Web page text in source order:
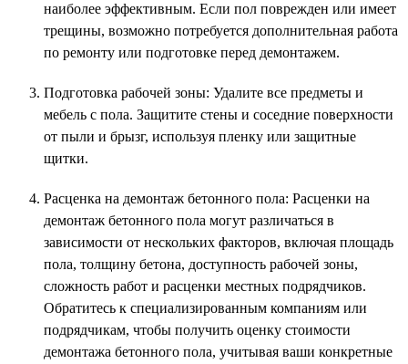
наиболее эффективным. Если пол поврежден или имеет
трещины, возможно потребуется дополнительная работа
по ремонту или подготовке перед демонтажем.
Подготовка рабочей зоны: Удалите все предметы и
мебель с пола. Защитите стены и соседние поверхности
от пыли и брызг, используя пленку или защитные
щитки.
Расценка на демонтаж бетонного пола: Расценки на
демонтаж бетонного пола могут различаться в
зависимости от нескольких факторов, включая площадь
пола, толщину бетона, доступность рабочей зоны,
сложность работ и расценки местных подрядчиков.
Обратитесь к специализированным компаниям или
подрядчикам, чтобы получить оценку стоимости
демонтажа бетонного пола, учитывая ваши конкретные